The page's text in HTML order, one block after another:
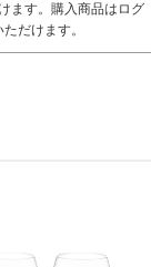
ます。購入商品はログ
だけます。